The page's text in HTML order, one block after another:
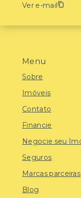
Menu
Sobre
Imóveis
Contato
Financie
Negocie seu
Seguros
Marcas parceiras
Blog
Ver e-mail